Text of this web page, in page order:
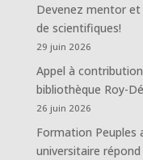
Devenez mentor
de scientifiques!
29 juin 2026
Appel à
bibliothèque Roy-
26 juin 2026
Formation Peuples
universitaire répond